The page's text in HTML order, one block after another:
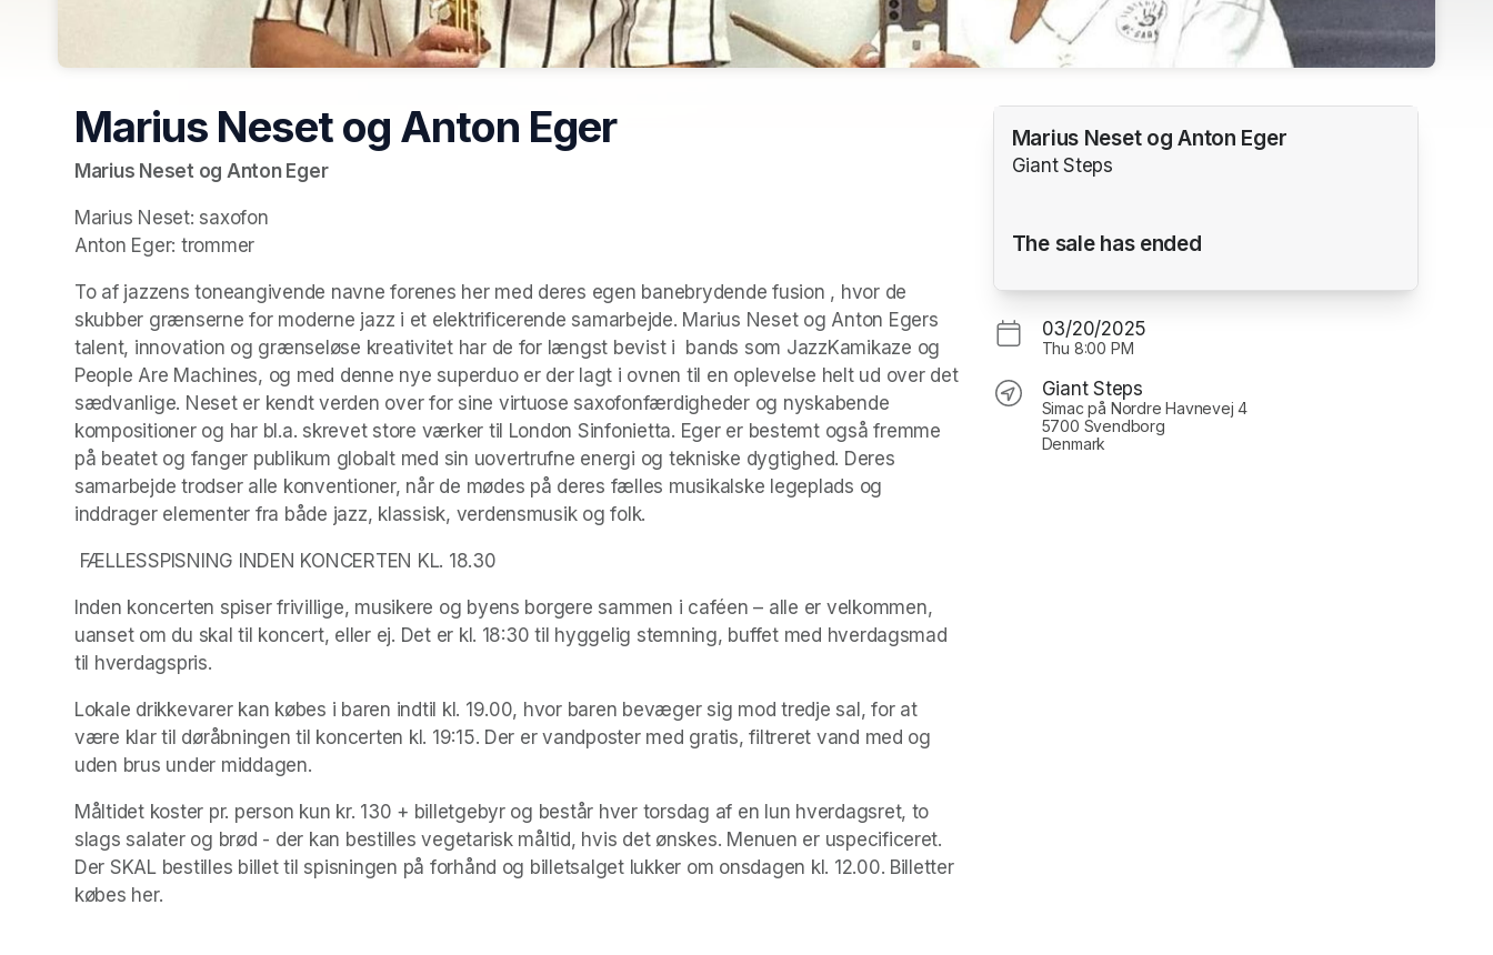
Marius Neset og Anton Eger
Marius Neset og Anton Eger
Marius Neset: saxofon
Anton Eger: trommer
To af jazzens toneangivende navne forenes her med deres egen banebrydende fusion , hvor de
skubber grænserne for moderne jazz i et elektrificerende samarbejde. Marius Neset og Anton Egers
talent, innovation og grænseløse kreativitet har de for længst bevist i  bands som JazzKamikaze og
People Are Machines, og med denne nye superduo er der lagt i ovnen til en oplevelse helt ud over det
sædvanlige. Neset er kendt verden over for sine virtuose saxofonfærdigheder og nyskabende
kompositioner og har bl.a. skrevet store værker til London Sinfonietta. Eger er bestemt også fremme
på beatet og fanger publikum globalt med sin uovertrufne energi og tekniske dygtighed. Deres
samarbejde trodser alle konventioner, når de mødes på deres fælles musikalske legeplads og
inddrager elementer fra både jazz, klassisk, verdensmusik og folk.
FÆLLESSPISNING INDEN KONCERTEN KL. 18.30
Inden koncerten spiser frivillige, musikere og byens borgere sammen i caféen – alle er velkommen,
uanset om du skal til koncert, eller ej. Det er kl. 18:30 til hyggelig stemning, buffet med hverdagsmad
til hverdagspris.
Lokale drikkevarer kan købes i baren indtil kl. 19.00, hvor baren bevæger sig mod tredje sal, for at
være klar til døråbningen til koncerten kl. 19:15. Der er vandposter med gratis, filtreret vand med og
uden brus under middagen.
Måltidet koster pr. person kun kr. 130 + billetgebyr og består hver torsdag af en lun hverdagsret, to
slags salater og brød - der kan bestilles vegetarisk måltid, hvis det ønskes. Menuen er uspecificeret.
Der SKAL bestilles billet til spisningen på forhånd og billetsalget lukker om onsdagen kl. 12.00. Billetter
købes her.
Marius Neset og Anton Eger
Giant Steps
The sale has ended
03/20/2025
Thu 8:00 PM
Giant Steps
Simac på Nordre Havnevej 4
5700 Svendborg
Denmark